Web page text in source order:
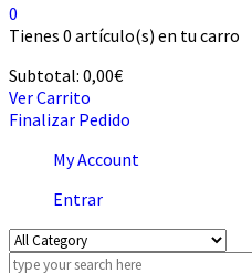
0
Tienes 0 artículo(s) en tu carro
Subtotal: 0,00€
Ver Carrito
Finalizar Pedido
My Account
Entrar